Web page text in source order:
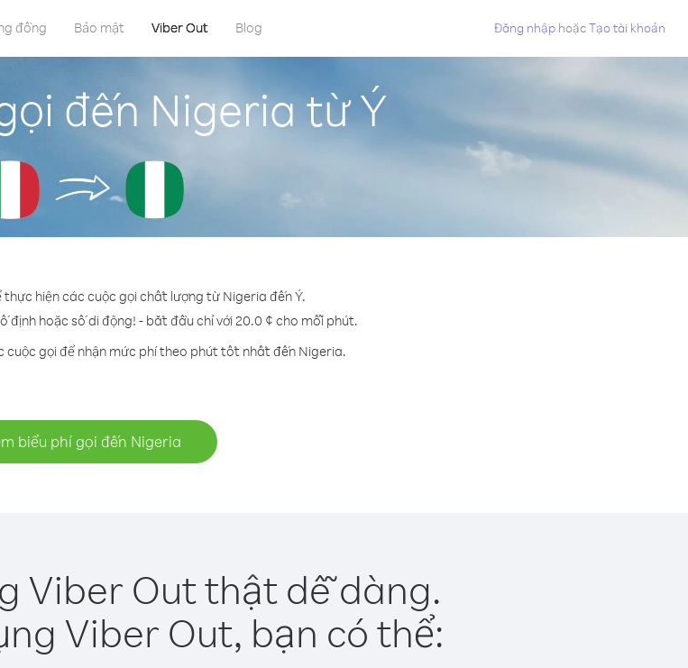
đồng Bảo mật Viber Out Blog Đăng nhập hoặcTạo tài khoản
đến Nigeria từ Ý
thực hiện các cuộc gọi chất lượng từ Nigeria đến Ý.
định hoặc số di động! - bắt đầu chỉ với 20.0 ¢ cho mỗi phút.
cuộc gọi để nhận mức phí theo phút tốt nhất đến Nigeria.
biểu phí gọi đến Nigeria
Viber Out thật dễ dàng.
Viber Out, bạn có thể: